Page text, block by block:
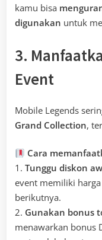
kamu bisa
digunakan untuk
3.
Event
Mobile Legends
Grand Collection,
Cara
1. Tunggu diskon
event memiliki
berikutnya.
2. Gunakan bonus
menawarkan bonus